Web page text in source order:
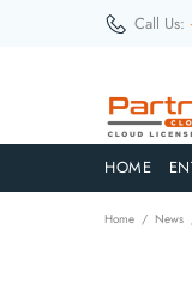
Call Us:
HOME
Home News